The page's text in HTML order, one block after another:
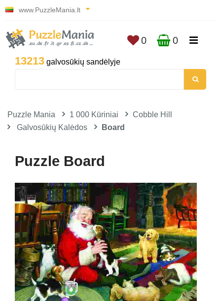
www.PuzzleMania.lt
13213 galvosūkių sandėlyje
0 0
Puzzle Mania 1 000 Kūriniai
Cobble Hill
Galvosūkių Kalėdos
Board
Puzzle Board